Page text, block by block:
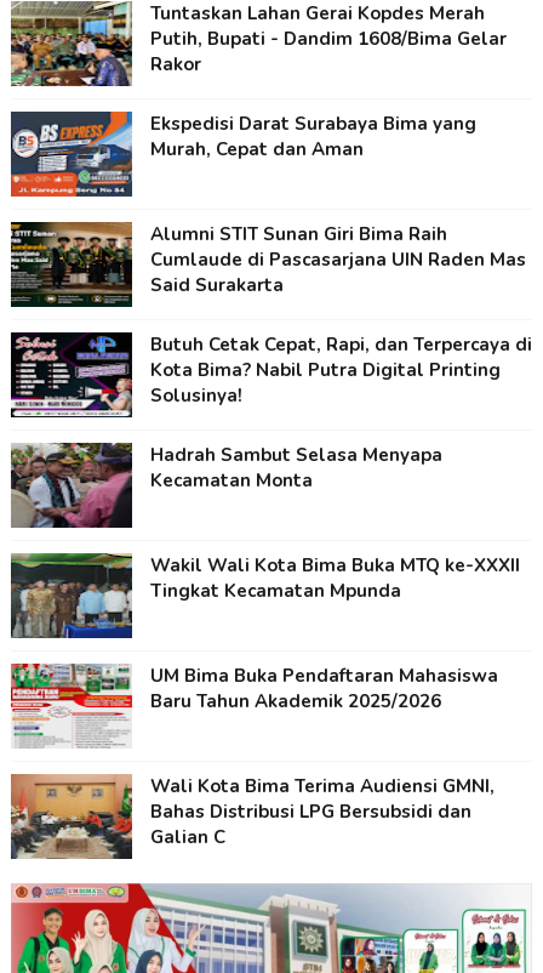
Tuntaskan Lahan Gerai Kopdes Merah
Putih, Bupati - Dandim 1608/Bima Gelar
Rakor
Ekspedisi Darat Surabaya Bima yang
Murah, Cepat dan Aman
Alumni STIT Sunan Giri Bima Raih
Cumlaude di Pascasarjana UIN Raden Mas
Said Surakarta
Butuh Cetak Cepat, Rapi, dan Terpercaya di
Kota Bima? Nabil Putra Digital Printing
Solusinya!
Hadrah Sambut Selasa Menyapa
Kecamatan Monta
Wakil Wali Kota Bima Buka MTQ ke-XXXII
Tingkat Kecamatan Mpunda
UM Bima Buka Pendaftaran Mahasiswa
Baru Tahun Akademik 2025/2026
Wali Kota Bima Terima Audiensi GMNI,
Bahas Distribusi LPG Bersubsidi dan
Galian C